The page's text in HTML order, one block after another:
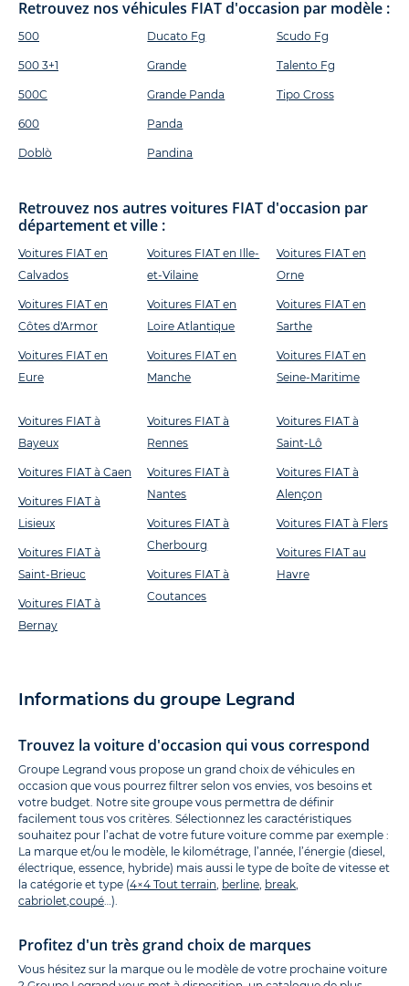
Retrouvez nos véhicules FIAT d'occasion par modèle :
500
500 3+1
500C
600
Doblò
Ducato Fg
Grande
Grande Panda
Panda
Pandina
Scudo Fg
Talento Fg
Tipo Cross
Retrouvez nos autres voitures FIAT d'occasion par
département et ville :
Voitures FIAT en
Calvados
Voitures FIAT en
Côtes d'Armor
Voitures FIAT en
Eure
Voitures FIAT en Ille-
et-Vilaine
Voitures FIAT en
Loire Atlantique
Voitures FIAT en
Manche
Voitures FIAT en
Orne
Voitures FIAT en
Sarthe
Voitures FIAT en
Seine-Maritime
Voitures FIAT à
Bayeux
Voitures FIAT à Caen
Voitures FIAT à
Lisieux
Voitures FIAT à
Saint-Brieuc
Voitures FIAT à
Bernay
Voitures FIAT à
Rennes
Voitures FIAT à
Nantes
Voitures FIAT à
Cherbourg
Voitures FIAT à
Coutances
Voitures FIAT à
Saint-Lô
Voitures FIAT à
Alençon
Voitures FIAT à Flers
Voitures FIAT au
Havre
Informations du groupe Legrand
Trouvez la voiture d'occasion qui vous correspond
Groupe Legrand vous propose un grand choix de véhicules en
occasion que vous pourrez filtrer selon vos envies, vos besoins et
votre budget. Notre site groupe vous permettra de définir
facilement tous vos critères. Sélectionnez les caractéristiques
souhaitez pour l’achat de votre future voiture comme par exemple :
La marque et/ou le modèle, le kilométrage, l’année, l’énergie (diesel,
électrique, essence, hybride) mais aussi le type de boîte de vitesse et
la catégorie et type (4×4 Tout terrain berline break
cabriolet coupé …).
Profitez d'un très grand choix de marques
Vous hésitez sur la marque ou le modèle de votre prochaine voiture